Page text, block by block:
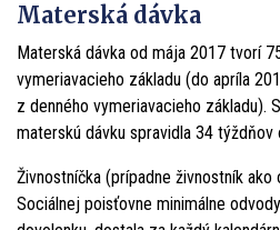
Materská dávka
Materská dávka od mája 2017 tvorí
vymeriavacieho základu (do apríla
z denného vymeriavacieho základu).
materskú dávku spravidla 34 týždňov
Živnostníčka (prípadne živnostník
Sociálnej poisťovne minimálne